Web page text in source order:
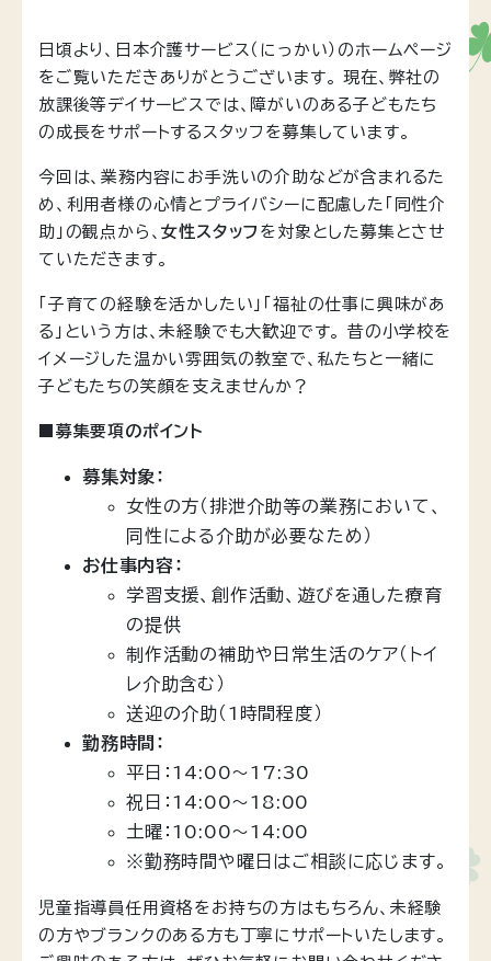
日頃より、日本介護サービス（にっかい）のホームページ
をご覧いただきありがとうございます。 現在、弊社の
放課後等デイサービスでは、障がいのある子どもたち
の成長をサポートするスタッフを募集しています。
今回は、業務内容にお手洗いの介助などが含まれるた
め、利用者様の心情とプライバシーに配慮した「同性介
助」の観点から、女性スタッフ を対象とした募集とさせ
ていただきます。
「子育ての経験を活かしたい」「福祉の仕事に興味があ
る」という方は、未経験でも大歓迎です。 昔の小学校を
イメージした温かい雰囲気の教室で、私たちと一緒に
子どもたちの笑顔を支えませんか？
■募集要項のポイント
募集対象：
女性の方（排泄介助等の業務において、
同性による介助が必要なため）
お仕事内容：
学習支援、創作活動、遊びを通した療育
の提供
制作活動の補助や日常生活のケア（トイ
レ介助含む）
送迎の介助（1時間程度）
勤務時間：
平日：14:00～17:30
祝日：14:00～18:00
土曜：10:00～14:00
※勤務時間や曜日はご相談に応じます。
児童指導員任用資格をお持ちの方はもちろん、未経験
の方やブランクのある方も丁寧にサポートいたします。